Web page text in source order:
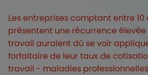
Les entreprises comptant entre 10
présentent une récurrence
travail auraient dû se voir
forfaitaire de leur taux de
travail - maladies professionnelles